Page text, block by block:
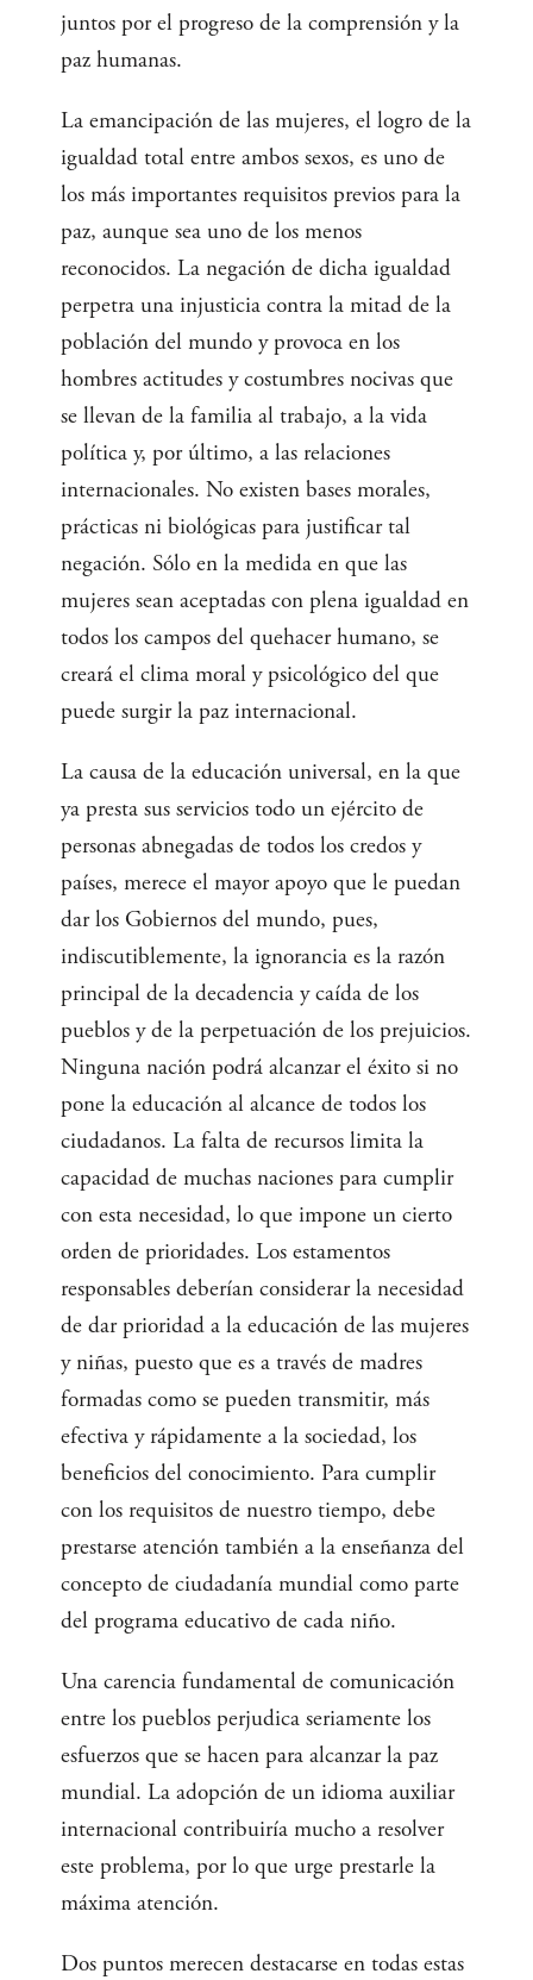
juntos por el progreso de la comprensión y la
paz humanas.
La emancipación de las mujeres, el logro de la
igualdad total entre ambos sexos, es uno de
los más importantes requisitos previos para la
paz, aunque sea uno de los menos
reconocidos. La negación de dicha igualdad
perpetra una injusticia contra la mitad de la
población del mundo y provoca en los
hombres actitudes y costumbres nocivas que
se llevan de la familia al trabajo, a la vida
política y, por último, a las relaciones
internacionales. No existen bases morales,
prácticas ni biológicas para justificar tal
negación. Sólo en la medida en que las
mujeres sean aceptadas con plena igualdad en
todos los campos del quehacer humano, se
creará el clima moral y psicológico del que
puede surgir la paz internacional.
La causa de la educación universal, en la que
ya presta sus servicios todo un ejército de
personas abnegadas de todos los credos y
países, merece el mayor apoyo que le puedan
dar los Gobiernos del mundo, pues,
indiscutiblemente, la ignorancia es la razón
principal de la decadencia y caída de los
pueblos y de la perpetuación de los prejuicios.
Ninguna nación podrá alcanzar el éxito si no
pone la educación al alcance de todos los
ciudadanos. La falta de recursos limita la
capacidad de muchas naciones para cumplir
con esta necesidad, lo que impone un cierto
orden de prioridades. Los estamentos
responsables deberían considerar la necesidad
de dar prioridad a la educación de las mujeres
y niñas, puesto que es a través de madres
formadas como se pueden transmitir, más
efectiva y rápidamente a la sociedad, los
beneficios del conocimiento. Para cumplir
con los requisitos de nuestro tiempo, debe
prestarse atención también a la enseñanza del
concepto de ciudadanía mundial como parte
del programa educativo de cada niño.
Una carencia fundamental de comunicación
entre los pueblos perjudica seriamente los
esfuerzos que se hacen para alcanzar la paz
mundial. La adopción de un idioma auxiliar
internacional contribuiría mucho a resolver
este problema, por lo que urge prestarle la
máxima atención.
Dos puntos merecen destacarse en todas estas